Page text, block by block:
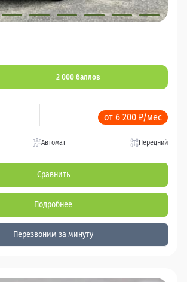
2 000 баллов
от 6 200 ₽/мес
Автомат Передний
Сравнить
Подробнее
Перезвоним за минуту